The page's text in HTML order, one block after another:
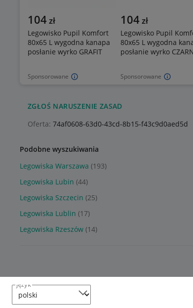
język
Sponsorowane
104 zł
Legowisko Pupil Komfort
80x65 L wygodna kanapa
posłanie wyrko GRAFIT
Sponsorowane
104 zł
Legowisko Pupil
80x65 L wygodna
posłanie wyrko
ZGŁOŚ NARUSZENIE ZASAD
Oferta: 74af0608-63d0-43cd-8b15-f43c9d0aed5d
Podobne wyszukiwania
Legowiska Warszawa (193)
Legowiska Lubin (44)
Legowiska Szczecin (25)
Legowiska Lublin (17)
Legowiska Rzeszów (14)